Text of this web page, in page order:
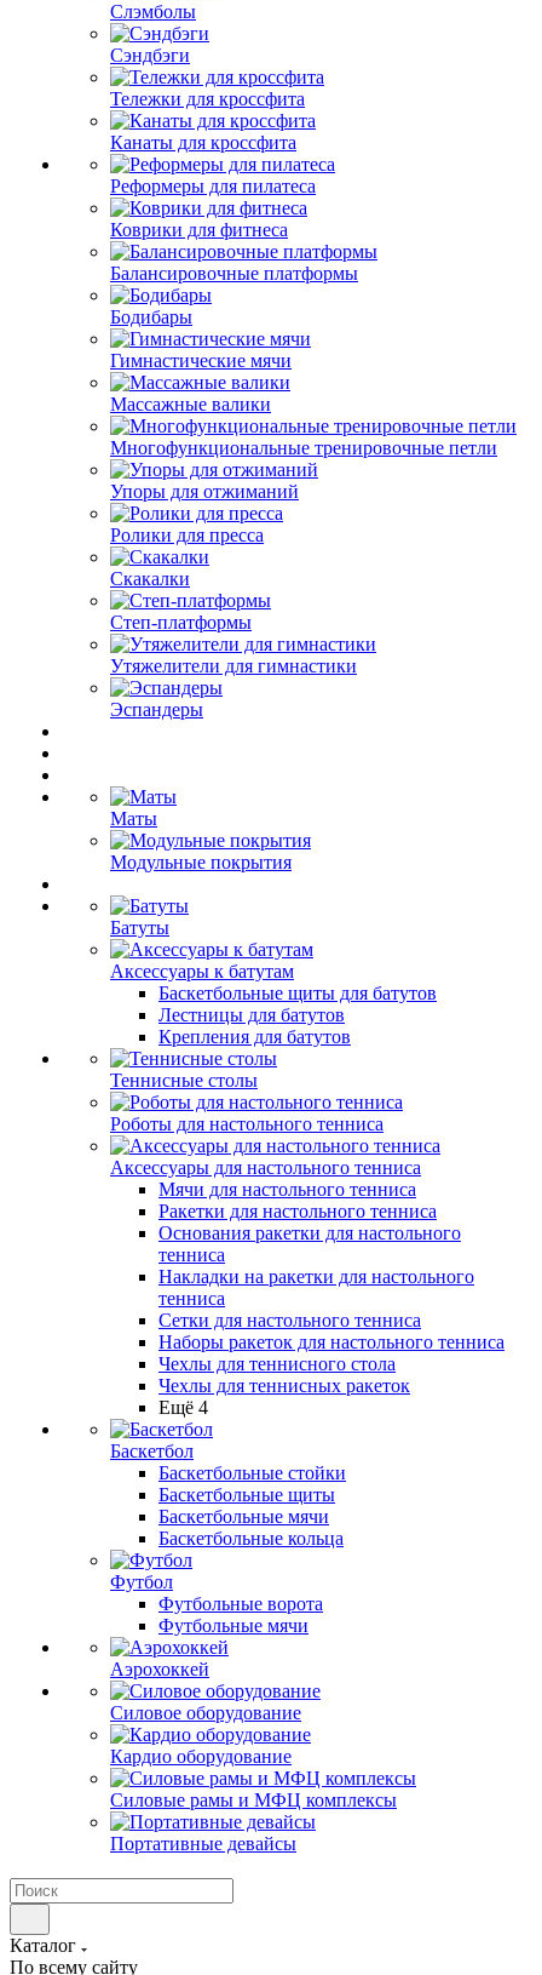
Слэмболы
Сэндбэги
Тележки для кроссфита
Канаты для кроссфита
Реформеры для пилатеса
Коврики для фитнеса
Балансировочные платформы
Бодибары
Гимнастические мячи
Массажные валики
Многофункциональные тренировочные петли
Упоры для отжиманий
Ролики для пресса
Скакалки
Степ-платформы
Утяжелители для гимнастики
Эспандеры
Маты
Модульные покрытия
Батуты
Аксессуары к батутам
Баскетбольные щиты для батутов
Лестницы для батутов
Крепления для батутов
Теннисные столы
Роботы для настольного тенниса
Аксессуары для настольного тенниса
Мячи для настольного тенниса
Ракетки для настольного тенниса
Основания ракетки для настольного
тенниса
Накладки на ракетки для настольного
тенниса
Сетки для настольного тенниса
Наборы ракеток для настольного тенниса
Чехлы для теннисного стола
Чехлы для теннисных ракеток
Ещё 4
Баскетбол
Баскетбольные стойки
Баскетбольные щиты
Баскетбольные мячи
Баскетбольные кольца
Футбол
Футбольные ворота
Футбольные мячи
Аэрохоккей
Силовое оборудование
Кардио оборудование
Силовые рамы и МФЦ комплексы
Портативные девайсы
Каталог
По всему сайту